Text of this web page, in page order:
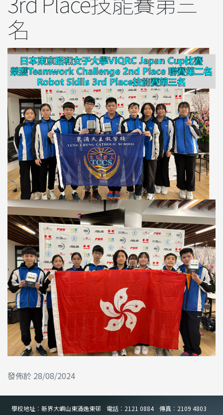
名
發佈於 28/08/2024
學校地址︰新界大嶼山東涌逸東邨 電話︰2121 0884
傳真︰2109 4803